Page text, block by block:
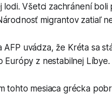
lodi. Všetci zachránení
migrantov zatiaľ
AFP uvádza, že Kréta sa
Európy z nestabilnej Líbye.
tohto mesiaca grécka